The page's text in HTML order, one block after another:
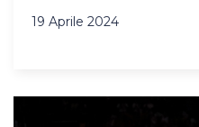
19 Aprile 2024